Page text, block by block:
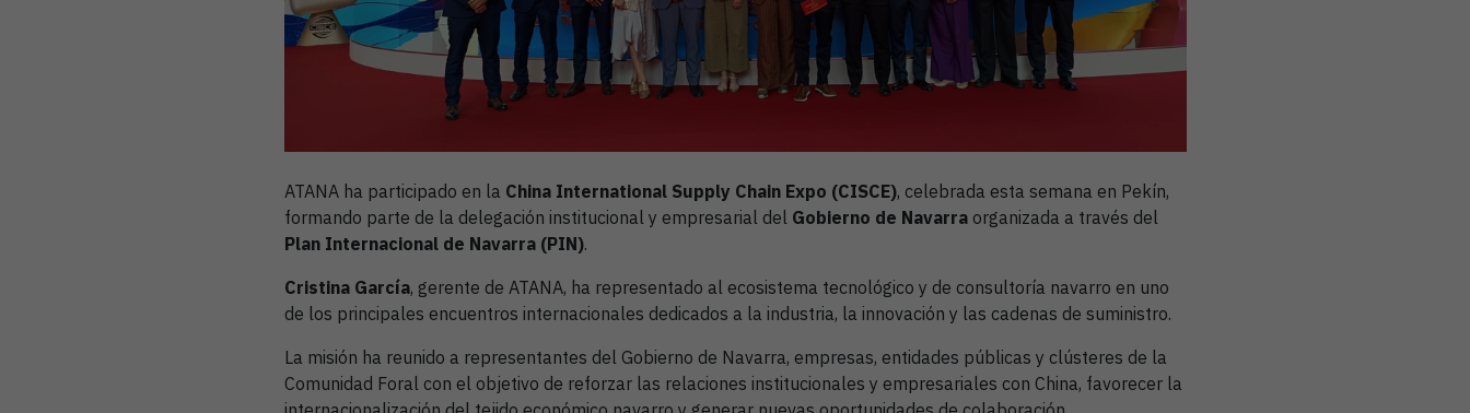
ATANA ha participado en la China International Supply Chain Expo (CISCE), celebrada esta semana en Pekín,
formando parte de la delegación institucional y empresarial del Gobierno de Navarraorganizada a través del
Plan Internacional de Navarra (PIN).
Cristina García, gerente de ATANA, ha representado al ecosistema tecnológico y de consultoría navarro en uno
de los principales encuentros internacionales dedicados a la industria, la innovación y las cadenas de suministro.
La misión ha reunido a representantes del Gobierno de Navarra, empresas, entidades públicas y clústeres de la
Comunidad Foral con el objetivo de reforzar las relaciones institucionales y empresariales con China, favorecer la